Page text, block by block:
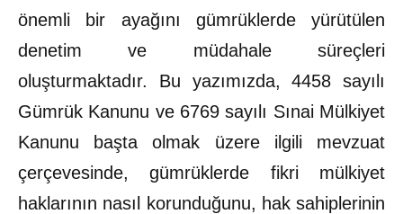
önemli bir ayağını gümrüklerde yürütülen
denetim ve müdahale süreçleri
oluşturmaktadır. Bu yazımızda, 4458 sayılı
Gümrük Kanunu ve 6769 sayılı Sınai Mülkiyet
Kanunu başta olmak üzere ilgili mevzuat
çerçevesinde, gümrüklerde fikri mülkiyet
haklarının nasıl korunduğunu, hak sahiplerinin